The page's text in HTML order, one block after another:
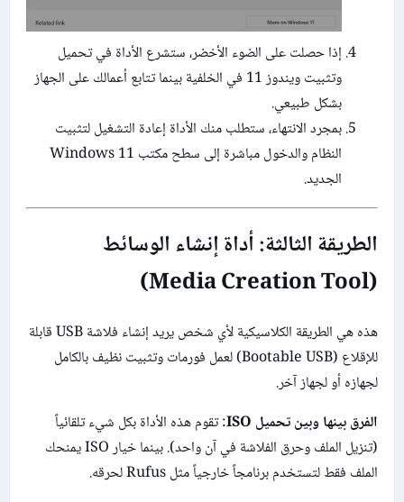
إذا حصلت على الضوء الأخضر، ستشرع الأداة في تحميل
وتثبيت ويندوز 11 في الخلفية بينما تتابع أعمالك على الجهاز
بشكل طبيعي.
بمجرد الانتهاء، ستطلب منك الأداة إعادة التشغيل لتثبيت
النظام والدخول مباشرة إلى سطح مكتب Windows 11
الجديد.
الطريقة الثالثة: أداة إنشاء الوسائط
(Media Creation Tool)
هذه هي الطريقة الكلاسيكية لأي شخص يريد إنشاء فلاشة USB قابلة
للإقلاع (Bootable USB) لعمل فورمات وتثبيت نظيف بالكامل
لجهازه أو لجهاز آخر.
الفرق بينها وبين تحميل ISO
: تقوم هذه الأداة بكل شيء تلقائياً
(تنزيل الملف وحرق الفلاشة في آن واحد). بينما خيار ISO يمنحك
الملف فقط لتستخدم برنامجاً خارجياً مثل Rufus لحرقه.